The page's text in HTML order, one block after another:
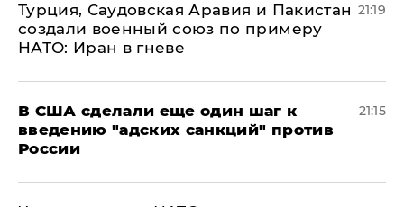
Турция, Саудовская Аравия и Пакистан
создали военный союз по примеру
НАТО: Иран в гневе
21:19
В США сделали еще один шаг к
введению "адских санкций" против
России
21:15